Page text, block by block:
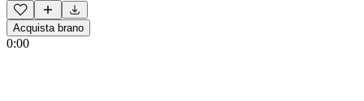
Acquista brano
0:00